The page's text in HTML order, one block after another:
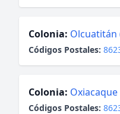
Colonia: Olcuatitán
Códigos Postales:
Colonia:
Códigos Postales: